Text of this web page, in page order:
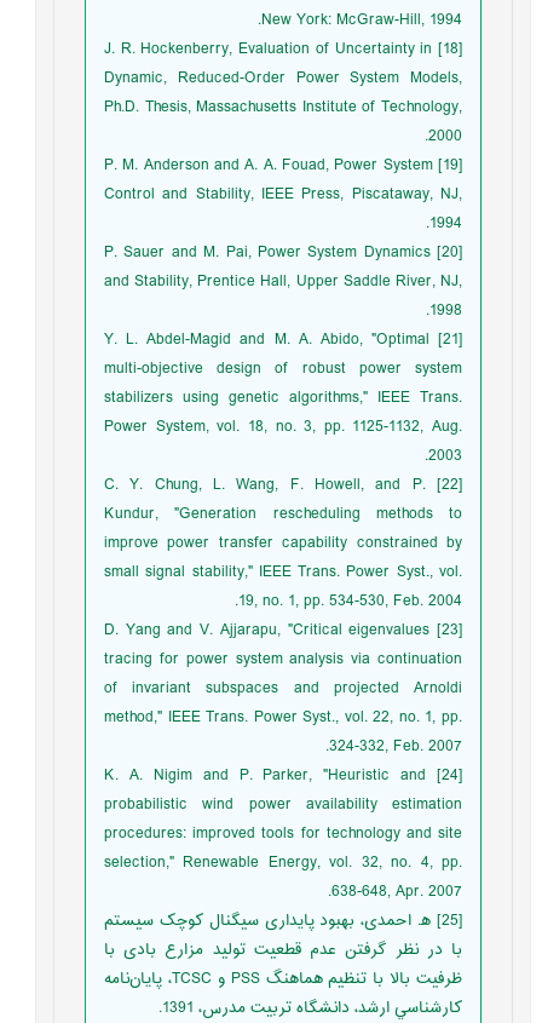
New York: McGraw-Hill, 1994.
[18] J. R. Hockenberry, Evaluation of Uncertainty in
Dynamic, Reduced-Order Power System Models,
Ph.D. Thesis, Massachusetts Institute of Technology,
2000.
[19] P. M. Anderson and A. A. Fouad, Power System
Control and Stability, IEEE Press, Piscataway, NJ,
1994.
[20] P. Sauer and M. Pai, Power System Dynamics
and Stability, Prentice Hall, Upper Saddle River, NJ,
1998.
[21] Y. L. Abdel-Magid and M. A. Abido, "Optimal
multi-objective design of robust power system
stabilizers using genetic algorithms," IEEE Trans.
Power System, vol. 18, no. 3, pp. 1125-1132, Aug.
2003.
[22] C. Y. Chung, L. Wang, F. Howell, and P.
Kundur, "Generation rescheduling methods to
improve power transfer capability constrained by
small signal stability," IEEE Trans. Power Syst., vol.
19, no. 1, pp. 534-530, Feb. 2004.
[23] D. Yang and V. Ajjarapu, "Critical eigenvalues
tracing for power system analysis via continuation
of invariant subspaces and projected Arnoldi
method," IEEE Trans. Power Syst., vol. 22, no. 1, pp.
324-332, Feb. 2007.
[24] K. A. Nigim and P. Parker, "Heuristic and
probabilistic wind power availability estimation
procedures: improved tools for technology and site
selection," Renewable Energy, vol. 32, no. 4, pp.
638-648, Apr. 2007.
[25] ﻫ. احمدی، بهبود پایداری سیگنال کوچک سیستم
با در نظر گرفتن عدم قطعیت تولید مزارع بادی با
ظرفیت بالا با تنظیم هماهنگ PSS و TCSC، پايان‌نامه
كارشناسي ارشد، دانشگاه تربیت مدرس، 1391.